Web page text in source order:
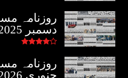
دسمبر 2025
جنوری 2026